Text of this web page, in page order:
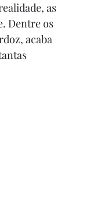
as
Dentre os
acaba